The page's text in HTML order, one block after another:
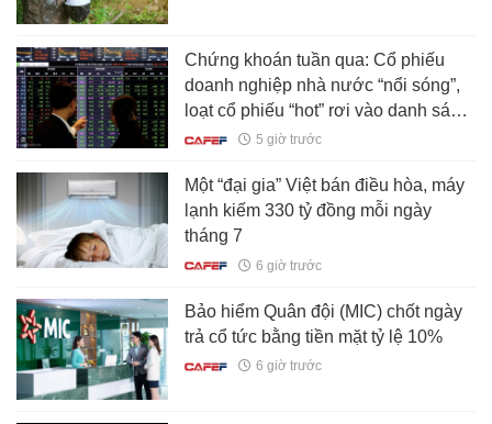
Chứng khoán tuần qua: Cổ phiếu
doanh nghiệp nhà nước “nổi sóng”,
loạt cổ phiếu “hot” rơi vào danh sách
cắt margin5 giờ trước
Một “đại gia” Việt bán điều hòa, máy
lạnh kiếm 330 tỷ đồng mỗi ngày
tháng 7
6 giờ trước
Bảo hiểm Quân đội (MIC) chốt ngày
trả cổ tức bằng tiền mặt tỷ lệ 10%
6 giờ trước